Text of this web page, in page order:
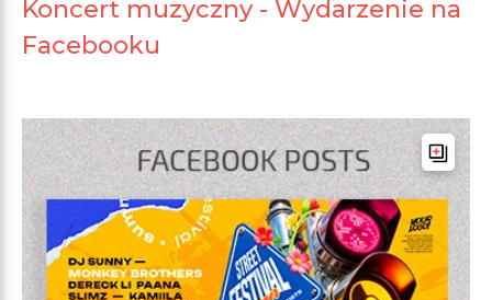
Koncert muzyczny - Wydarzenie na
Facebooku